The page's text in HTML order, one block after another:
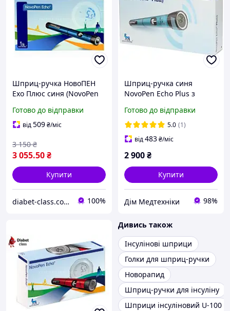
Шприц-ручка НовоПЕН
Ехо Плюс синя (NovoPen
пам'яті та NFC
Готово до відправки
від509₴/міс
3 055.50₴
3 150 ₴
Купити
diabet-class.com.ua - товары для диабетиков по самым низким ценам 100%
Шприц-ручка синя
NovoPen Echo Plus з
та NFC)
Готово до відправки
5.0 (1)
від483₴/міс
2 900₴
Купити
Дім Медтехніки 98%
Дивись також
Інсулінові шприци
Голки для шприц-ручки
Новорапид
Шприц-ручки для інсуліну
Шприци інсуліновий U-100